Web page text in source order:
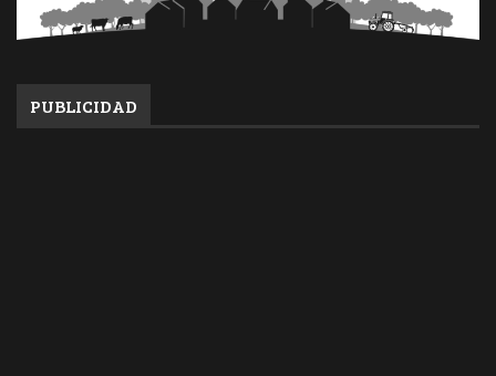
PUBLICIDAD